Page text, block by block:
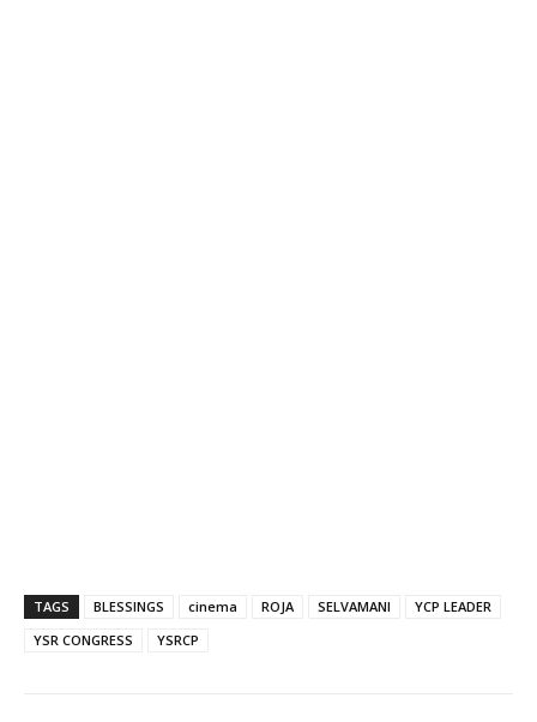
TAGS BLESSINGS cinema ROJA SELVAMANI
YCP LEADER
YSR CONGRESS
YSRCP